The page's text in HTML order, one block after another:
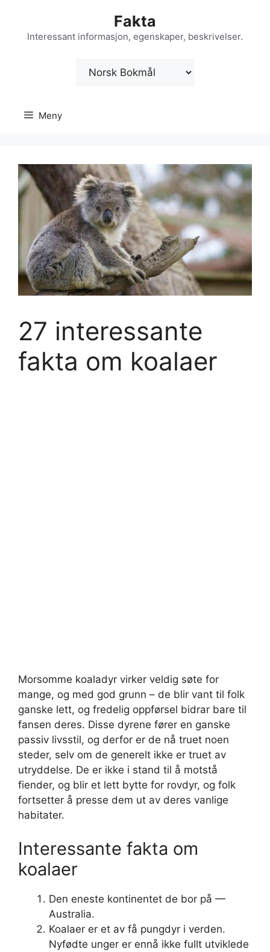
innhold
Fakta
Interessant informasjon, egenskaper, beskrivelser.
Velg
Meny
27 interessante
fakta om koalaer
Morsomme koaladyr virker veldig søte for
mange, og med god grunn – de blir vant til folk
ganske lett, og fredelig oppførsel bidrar bare til
fansen deres. Disse dyrene fører en ganske
passiv livsstil, og derfor er de nå truet noen
steder, selv om de generelt ikke er truet av
utryddelse. De er ikke i stand til å motstå
fiender, og blir et lett bytte for rovdyr, og folk
fortsetter å presse dem ut av deres vanlige
habitater.
Interessante fakta om
koalaer
Den eneste kontinentet de bor på —
Australia.
Koalaer er et av få pungdyr i verden.
Nyfødte unger er ennå ikke fullt utviklede